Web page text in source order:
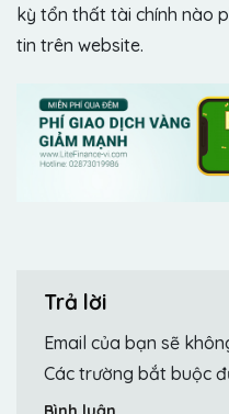
kỳ tổn thất tài chính nào
tin trên website.
Trả lời
Email của bạn sẽ
Các trường bắt buộc